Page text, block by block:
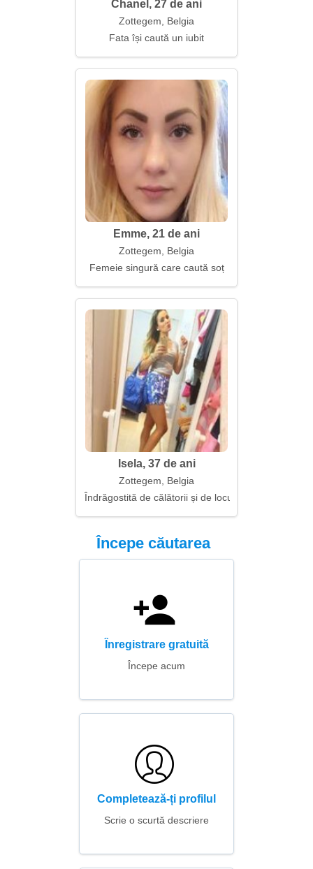
Chanel, 27 de ani
Zottegem, Belgia
Fata își caută un iubit
Emme, 21 de ani
Zottegem, Belgia
Femeie singură care caută soț
Isela, 37 de ani
Zottegem, Belgia
Îndrăgostită de călătorii și de locuri noi
Începe căutarea
Înregistrare gratuită
Începe acum
Completează-ți profilul
Scrie o scurtă descriere